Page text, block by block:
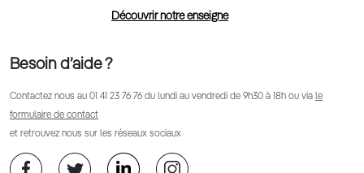
Découvrir notre enseigne
Besoin d’aide ?
Contactez nous au 01 41 23 76 76 du lundi au vendredi de 9h30 à 18h ou via le
formulaire de contact
et retrouvez nous sur les réseaux sociaux